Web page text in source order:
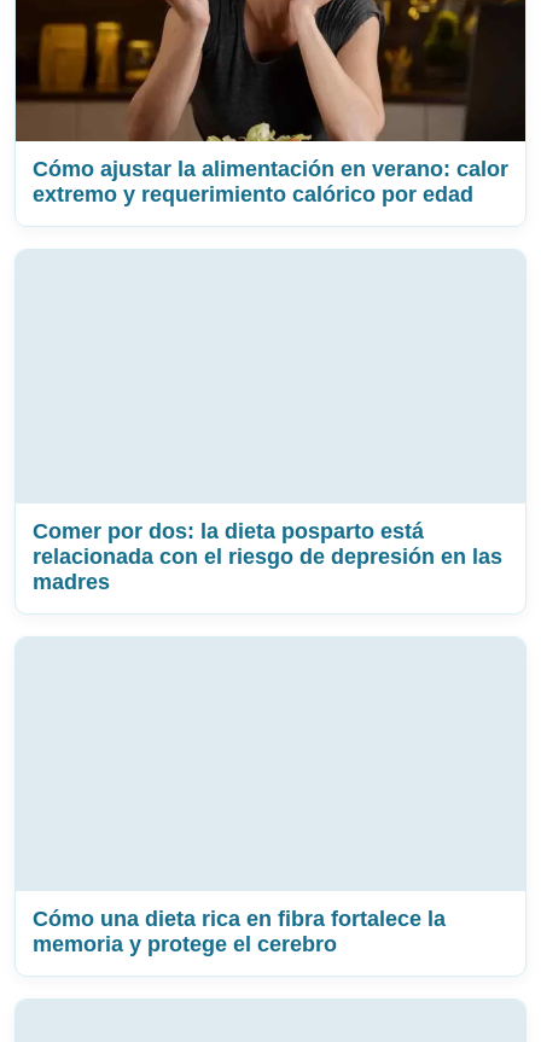
Cómo ajustar la alimentación en verano: calor
extremo y requerimiento calórico por edad
Comer por dos: la dieta posparto está
relacionada con el riesgo de depresión en las
madres
Cómo una dieta rica en fibra fortalece la
memoria y protege el cerebro